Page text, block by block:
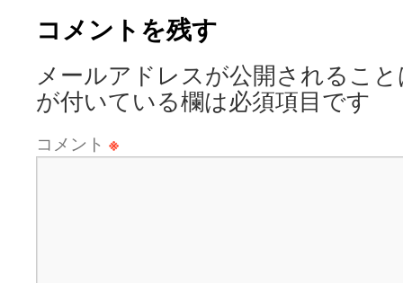
コメントを残す
メールアドレスが公開されるこ
が付いている欄は必須項目です
コメント ※